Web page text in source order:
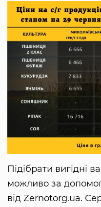
Підібрати вигідні
можливо за
від Zernotorg.ua.